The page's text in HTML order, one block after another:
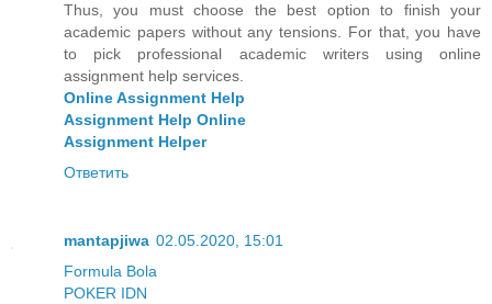
Thus, you must choose the best option to finish your
academic papers without any tensions. For that, you have
to pick professional academic writers using online
assignment help services.
Online Assignment Help
Assignment Help Online
Assignment Helper
Ответить
mantapjiwa 02.05.2020, 15:01
Formula Bola
POKER IDN